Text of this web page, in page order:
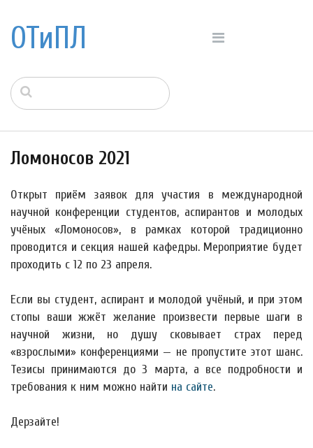
ОТиПЛ
Ломоносов 2021
Открыт приём заявок для участия в международной
научной конференции студентов, аспирантов и молодых
учёных «Ломоносов», в рамках которой традиционно
проводится и секция нашей кафедры. Мероприятие будет
проходить с 12 по 23 апреля.
Если вы студент, аспирант и молодой учёный, и при этом
стопы ваши жжёт желание произвести первые шаги в
научной жизни, но душу сковывает страх перед
«взрослыми» конференциями — не пропустите этот шанс.
Тезисы принимаются до 3 марта, а все подробности и
требования к ним можно найти на сайте.
Дерзайте!